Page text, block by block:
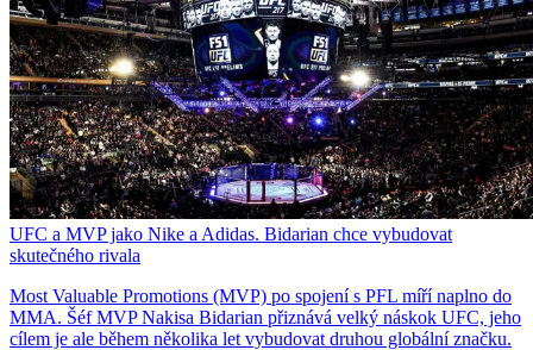
UFC a MVP jako Nike a Adidas. Bidarian chce vybudovat
skutečného rivala
Most Valuable Promotions (MVP) po spojení s PFL míří naplno do
MMA. Šéf MVP Nakisa Bidarian přiznává velký náskok UFC, jeho
cílem je ale během několika let vybudovat druhou globální značku.